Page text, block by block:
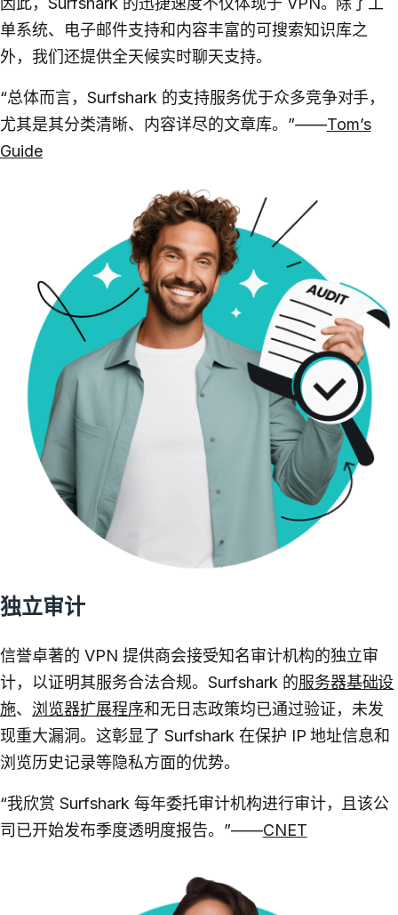
单系统、电子邮件支持和内容丰富的可搜索知识库之
外，我们还提供全天候实时聊天支持。
“总体而言，Surfshark 的支持服务优于众多竞争对手，
尤其是其分类清晰、内容详尽的文章库。”——Tom’s
Guide
独立审计
信誉卓著的 VPN 提供商会接受知名审计机构的独立审
计，以证明其服务合法合规。Surfshark 的服务器基础设
施、 浏览器扩展程序和无日志政策均已通过验证，未发
现重大漏洞。这彰显了 Surfshark 在保护 IP 地址信息和
浏览历史记录等隐私方面的优势。
“我欣赏 Surfshark 每年委托审计机构进行审计，且该公
司已开始发布季度透明度报告。”——CNET